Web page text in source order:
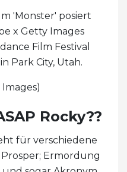
'Monster' posiert
x Getty Images
Film Festival
Park City, Utah.
Rocky??
für verschiedene
Ermordung